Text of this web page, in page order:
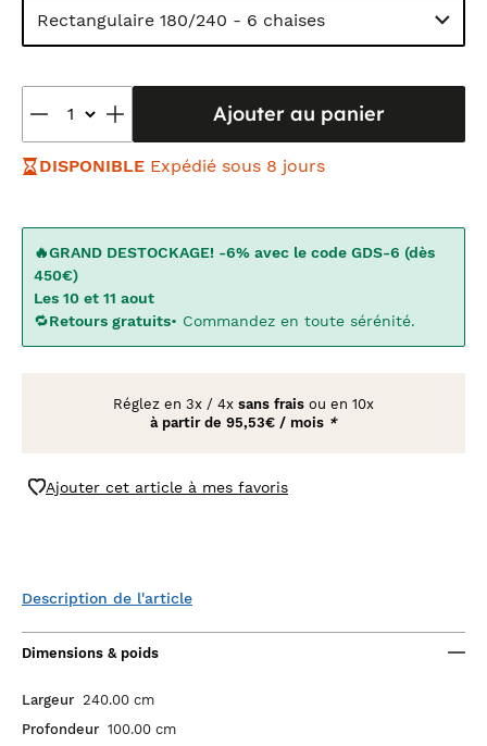
Rectangulaire 180/240 - 6 chaises
Ajouter au panier
DISPONIBLE Expédié sous 8 jours
🔥GRAND DESTOCKAGE! -6% avec le code GDS-6 (dès
450€)
Les 10 et 11 aout
🔁Retours gratuits• Commandez en toute sérénité.
Réglez en 3x / 4x sans frais ou en 10x
à partir de 95,53€ / mois *
Ajouter cet article à mes favoris
Description de l'article
Dimensions & poids
Largeur 240.00 cm
Profondeur 100.00 cm